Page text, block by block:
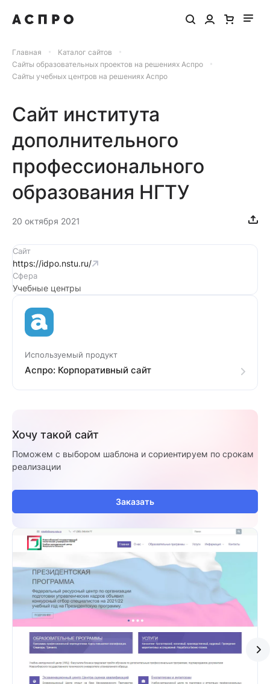
Главная
Каталог сайтов
Сайты образовательных проектов на решениях Аспро
Сайты учебных центров на решениях Аспро
Сайт института
дополнительного
профессионального
образования НГТУ
20 октября 2021
Сайт
https://idpo.nstu.ru/
Сфера
Учебные центры
Используемый продукт
Аспро: Корпоративный сайт
Хочу такой сайт
Поможем с выбором шаблона и сориентируем по срокам
реализации
Заказать